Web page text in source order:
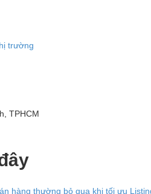
trường
TPHCM
hàng thường bỏ qua khi tối ưu